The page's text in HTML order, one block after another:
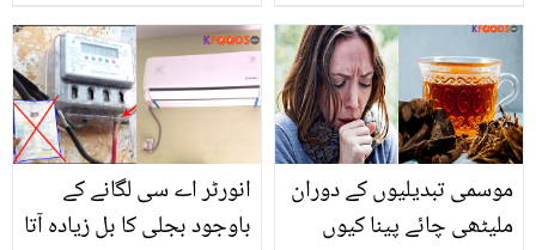
اپنے معاملات پر بول پڑے!
حقیقت کیا تھی؟
بارے میں پہلی بار بتا دیا
انورٹر اے سی لگانے کے
باوجود بجلی کا بل زیادہ آتا
موسمی تبدیلیوں کے دوران
ملیٹھی چائے پینا کیوں